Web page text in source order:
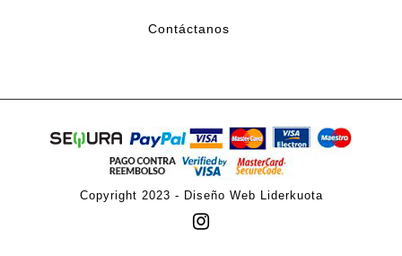
Contáctanos
Copyright 2023 - Diseño Web Liderkuota